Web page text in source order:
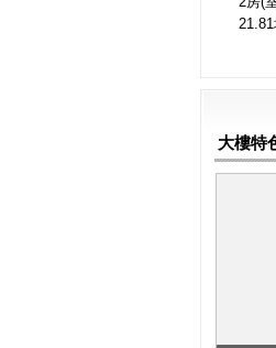
21.81
大樓特